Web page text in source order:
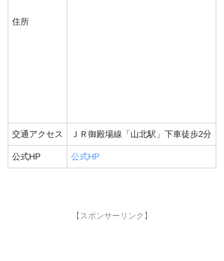
住所
交通アクセス ＪＲ御殿場線「山北駅」下車徒歩2分
公式HP 公式HP
【スポンサーリンク】